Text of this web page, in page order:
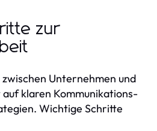
zur
Unternehmen und
klaren Kommunikations-
Wichtige Schritte